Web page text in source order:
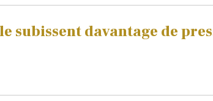
subissent davantage de